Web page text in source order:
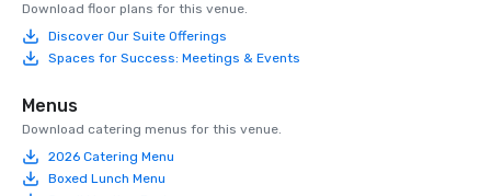
Download floor plans for this venue.
Discover Our Suite Offerings
Spaces for Success: Meetings & Events
Menus
Download catering menus for this venue.
2026 Catering Menu
Boxed Lunch Menu